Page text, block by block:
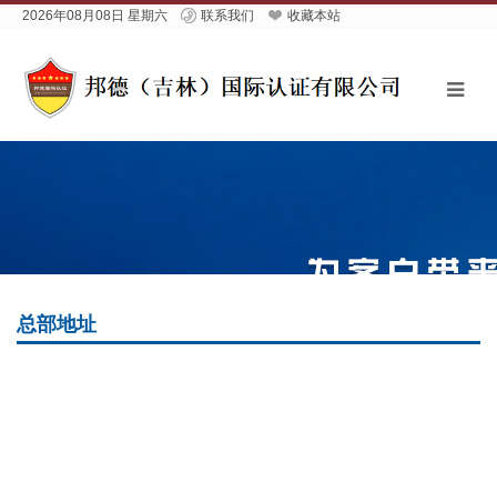
2026年08月08日 星期六 联系我们 收藏本站
总部地址